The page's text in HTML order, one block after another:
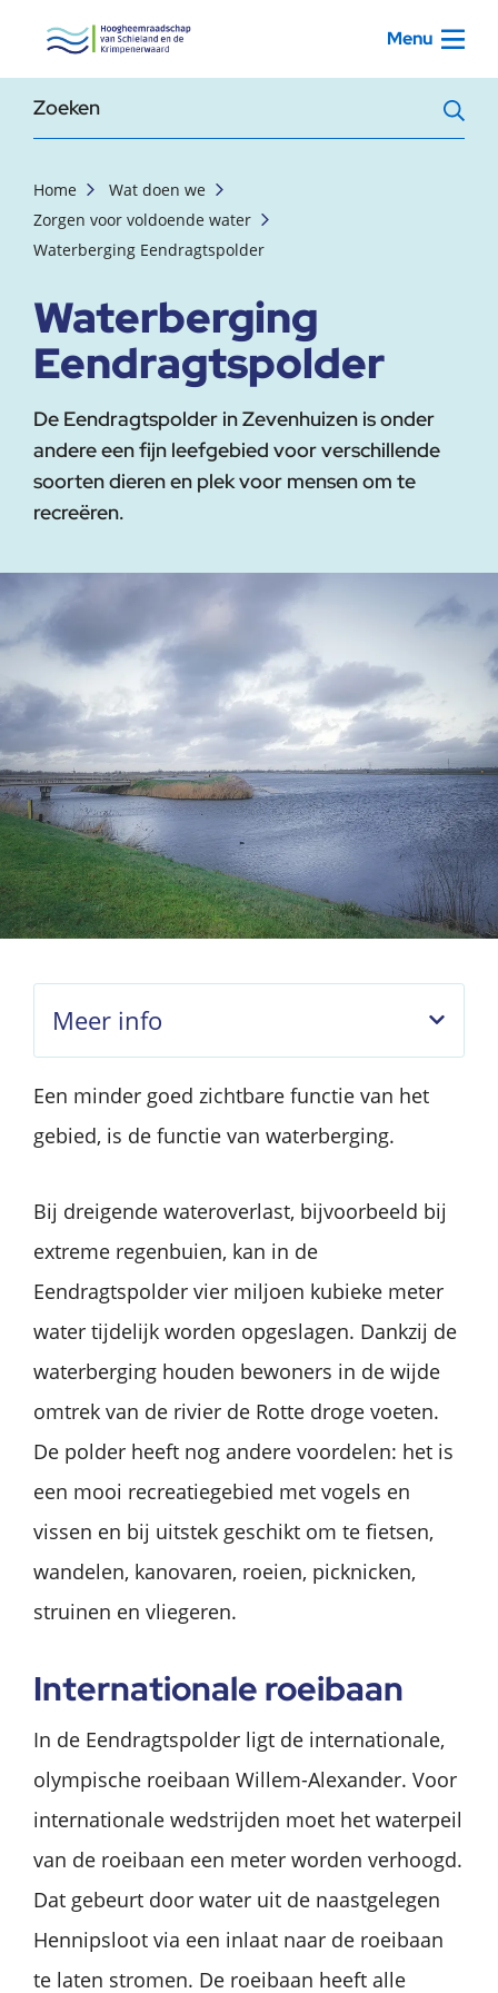
, startpagina Menu
Zoekterm
Home
Wat doen we
Zorgen voor voldoende water
Waterberging Eendragtspolder
Waterberging
Eendragtspolder
De Eendragtspolder in Zevenhuizen is onder
andere een fijn leefgebied voor verschillende
soorten dieren en plek voor mensen om te
recreëren.
Meer info
Een minder goed zichtbare functie van het
gebied, is de functie van waterberging.
Bij dreigende wateroverlast, bijvoorbeeld bij
extreme regenbuien, kan in de
Eendragtspolder vier miljoen kubieke meter
water tijdelijk worden opgeslagen. Dankzij de
waterberging houden bewoners in de wijde
omtrek van de rivier de Rotte droge voeten.
De polder heeft nog andere voordelen: het is
een mooi recreatiegebied met vogels en
vissen en bij uitstek geschikt om te fietsen,
wandelen, kanovaren, roeien, picknicken,
struinen en vliegeren.
Internationale roeibaan
In de Eendragtspolder ligt de internationale,
olympische roeibaan Willem-Alexander. Voor
internationale wedstrijden moet het waterpeil
van de roeibaan een meter worden verhoogd.
Dat gebeurt door water uit de naastgelegen
Hennipsloot via een inlaat naar de roeibaan
te laten stromen. De roeibaan heeft alle